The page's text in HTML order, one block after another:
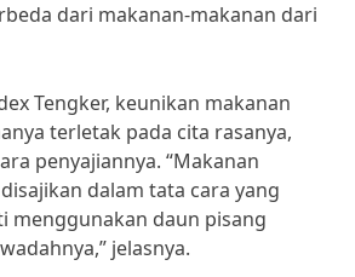
dari makanan-makanan dari
Tengker, keunikan makanan
terletak pada cita rasanya,
penyajiannya. “Makanan
dalam tata cara yang
menggunakan daun pisang
jelasnya.